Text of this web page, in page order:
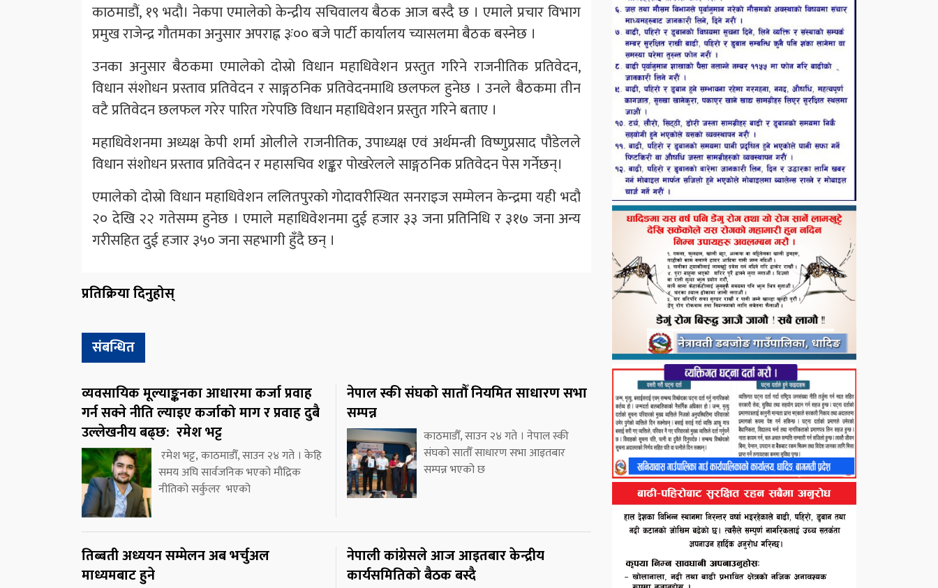
काठमाडौं, १९ भदौ। नेकपा एमालेको केन्द्रीय सचिवालय बैठक आज बस्दै छ । एमाले प्रचार विभाग
प्रमुख राजेन्द्र गौतमका अनुसार अपराह्न ३ः०० बजे पार्टी कार्यालय च्यासलमा बैठक बस्नेछ ।
उनका अनुसार बैठकमा एमालेको दोस्रो विधान महाधिवेशन प्रस्तुत गरिने राजनीतिक प्रतिवेदन,
विधान संशोधन प्रस्ताव प्रतिवेदन र साङ्गठनिक प्रतिवेदनमाथि छलफल हुनेछ । उनले बैठकमा तीन
वटै प्रतिवेदन छलफल गरेर पारित गरेपछि विधान महाधिवेशन प्रस्तुत गरिने बताए ।
महाधिवेशनमा अध्यक्ष केपी शर्मा ओलीले राजनीतिक, उपाध्यक्ष एवं अर्थमन्त्री विष्णुप्रसाद पौडेलले
विधान संशोधन प्रस्ताव प्रतिवेदन र महासचिव शङ्कर पोखरेलले साङ्गठनिक प्रतिवेदन पेस गर्नेछन्।
एमालेको दोस्रो विधान महाधिवेशन ललितपुरको गोदावरीस्थित सनराइज सम्मेलन केन्द्रमा यही भदौ
२० देखि २२ गतेसम्म हुनेछ । एमाले महाधिवेशनमा दुई हजार ३३ जना प्रतिनिधि र ३१७ जना अन्य
गरीसहित दुई हजार ३५० जना सहभागी हुँदै छन् ।
प्रतिक्रिया दिनुहोस्
संबन्धित
व्यवसायिक मूल्याङ्कनका आधारमा कर्जा प्रवाह
गर्न सक्ने नीति ल्याइए कर्जाको माग र प्रवाह दुबै
उल्लेखनीय बढ्छ: रमेश भट्ट
रमेश भट्ट, काठमाडौँ, साउन २४ गते । केहि
समय अघि सार्वजनिक भएको मौद्रिक
नीतिको सर्कुलर भएको
नेपाल स्की संघको सातौँ नियमित साधारण सभा
सम्पन्न
काठमाडौँ, साउन २४ गते । नेपाल स्की
संघको सातौँ साधारण सभा आइतबार
सम्पन्न भएको छ
तिब्बती अध्ययन सम्मेलन अब भर्चुअल
माध्यमबाट हुने
नेपाली कांग्रेसले आज आइतबार केन्द्रीय
कार्यसमितिको बैठक बस्दै